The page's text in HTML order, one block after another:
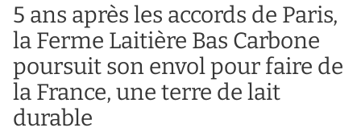
5 ans après les accords de Paris,
la Ferme Laitière Bas Carbone
poursuit son envol pour faire de
la France, une terre de lait
durable